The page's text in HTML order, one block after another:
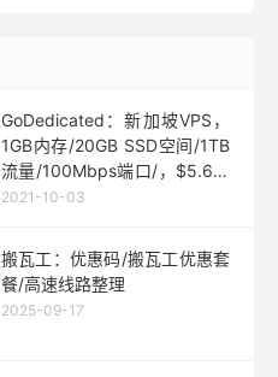
GoDedicated：新加坡VPS，
1GB内存/20GB SSD空间/1TB
流量/100Mbps端口/，$5.63/
月起
2021-10-03
搬瓦工：优惠码/搬瓦工优惠套
餐/高速线路整理
2025-09-17